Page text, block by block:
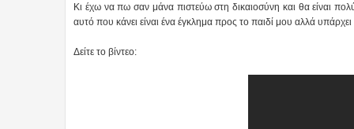
Κι έχω να πω σαν μάνα πιστεύω στη δικαιοσύνη και θα είναι
αυτό που κάνει είναι ένα έγκλημα προς το παιδί μου αλλά
Δείτε το βίντεο: